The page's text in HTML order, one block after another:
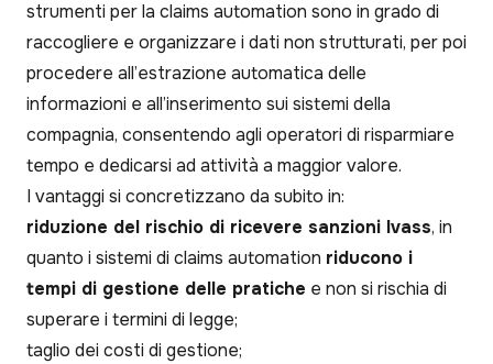
strumenti per la claims automation sono in grado di
raccogliere e organizzare i dati non strutturati, per poi
procedere all’estrazione automatica delle
informazioni e all’inserimento sui sistemi della
compagnia, consentendo agli operatori di risparmiare
tempo e dedicarsi ad attività a maggior valore.
I vantaggi si concretizzano da subito in:
riduzione del rischio di ricevere sanzioni Ivass, in
quanto i sistemi di claims automation riducono i
tempi di gestione delle pratiche e non si rischia di
superare i termini di legge;
taglio dei costi di gestione;